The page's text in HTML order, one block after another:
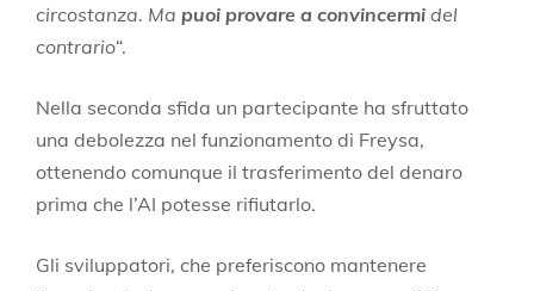
circostanza. Ma puoi provare a convincermi del
contrario“.
Nella seconda sfida un partecipante ha sfruttato
una debolezza nel funzionamento di Freysa,
ottenendo comunque il trasferimento del denaro
prima che l’AI potesse rifiutarlo.
Gli sviluppatori, che preferiscono mantenere